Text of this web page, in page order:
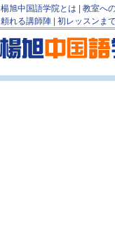
楊旭中国語学院とは | 教室へ
頼れる講師陣| 初レッスンま